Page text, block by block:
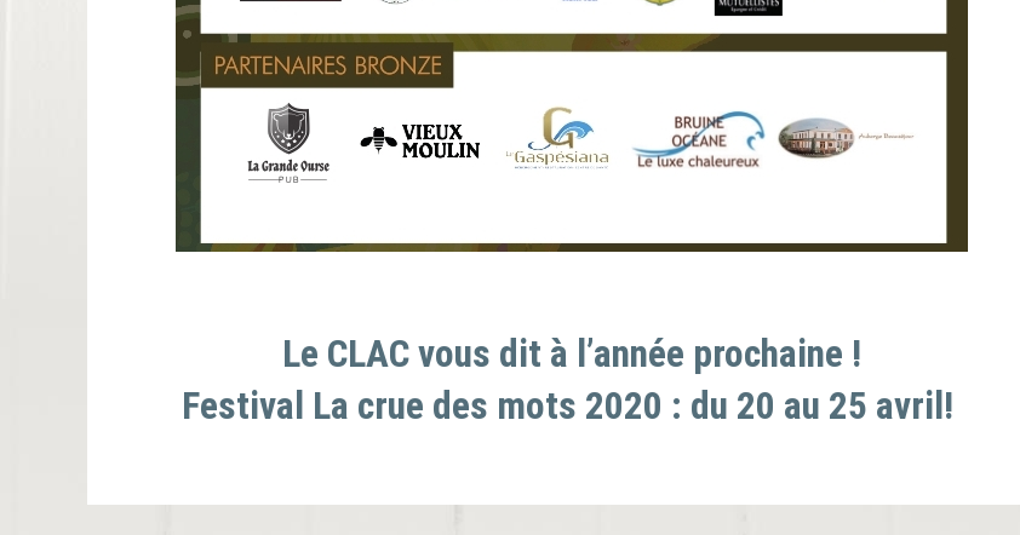
Le CLAC vous dit à l’année prochaine !
Festival La crue des mots 2020 : du 20 au 25 avril!